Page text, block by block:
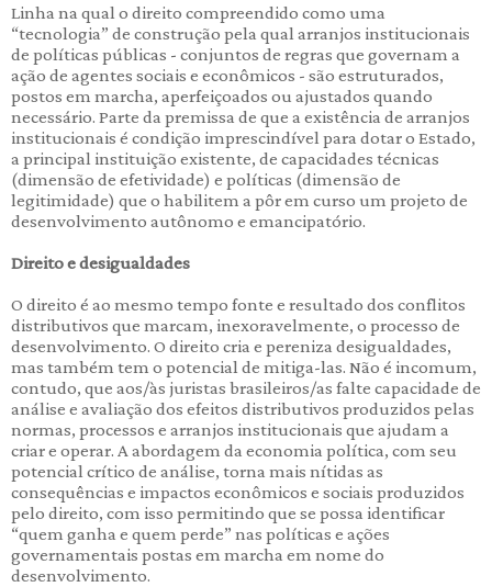
Linha na qual o direito compreendido como uma
“tecnologia” de construção pela qual arranjos institucionais
de políticas públicas - conjuntos de regras que governam a
ação de agentes sociais e econômicos - são estruturados,
postos em marcha, aperfeiçoados ou ajustados quando
necessário. Parte da premissa de que a existência de arranjos
institucionais é condição imprescindível para dotar o Estado,
a principal instituição existente, de capacidades técnicas
(dimensão de efetividade) e políticas (dimensão de
legitimidade) que o habilitem a pôr em curso um projeto de
desenvolvimento autônomo e emancipatório.
Direito e desigualdades
O direito é ao mesmo tempo fonte e resultado dos conflitos
distributivos que marcam, inexoravelmente, o processo de
desenvolvimento. O direito cria e pereniza desigualdades,
mas também tem o potencial de mitiga-las. Não é incomum,
contudo, que aos/às juristas brasileiros/as falte capacidade de
análise e avaliação dos efeitos distributivos produzidos pelas
normas, processos e arranjos institucionais que ajudam a
criar e operar. A abordagem da economia política, com seu
potencial crítico de análise, torna mais nítidas as
consequências e impactos econômicos e sociais produzidos
pelo direito, com isso permitindo que se possa identificar
“quem ganha e quem perde” nas políticas e ações
governamentais postas em marcha em nome do
desenvolvimento.